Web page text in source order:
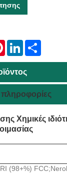
PinterestLinkedIn
Χημικές
(98+%)